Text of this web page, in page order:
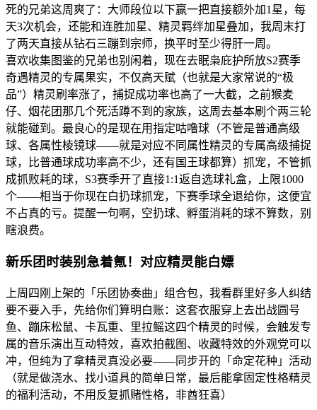
死的兄弟这周爽了：大师段位以下赢一把直接额外加1星，每
天3次机会，还能和连胜加星、精灵羁绊加星叠加，我周末打
了两天直接从钻石三蹦到宗师，换平时至少得肝一周。
喜欢收集图鉴的兄弟也别闲着，现在去眠枭庇护所放S2赛季
奇遇精灵的专属果实，不仅高天赋（也就是大家常说的“极
品”）精灵刷率涨了，捕捉成功率也高了一大截，之前猴麦
仔、烟花团那几个死活蹲不到的家族，这周去基本刷个两三轮
就能碰到。最良心的是现在用指定咕噜球（不管是普通高级
球、各属性棱镜球——就是对应不同属性精灵的专属高级捕捉
球，比普通球成功率高不少，还有国王球都算）抓宠，不管抓
成抓败耗的球，S3赛季开了直接1:1返自选球礼盒，上限1000
个——相当于你现在白扔球抓宠，下赛季球全退给你，这便宜
不占真的亏。提醒一句啊，空扔球、孵蛋消耗的球不算数，别
瞎浪费。
新乐团时装别急着氪！对应精灵能白嫖
上周四刚上架的「乐团协奏曲」组合包，我看群里好多人纠结
要不要入手，先给你们算明白账：这套衣服穿上去出战圆号
鱼、蹦床松鼠、卡瓦重、里拉鳐这四个精灵的时候，会触发专
属的音乐演出互动特效，喜欢拍截图、收藏特效的外观党可以
冲，但纯为了拿精灵真没必要——同步开的「命定花种」活动
（就是做浇水、找小道具的简单日常，最后能拿固定性格精灵
的福利活动，不用反复抓赌性格，非酋狂喜）